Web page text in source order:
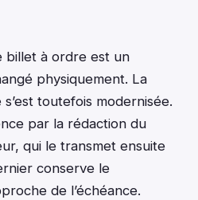
billet à ordre est un
physiquement. La
toutefois modernisée.
par la rédaction du
qui le transmet ensuite
conserve le
de l’échéance.